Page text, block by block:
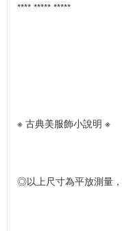
**** ***** *****
※ 古典美服飾小說明 ※
◎以上尺寸為平放測量，